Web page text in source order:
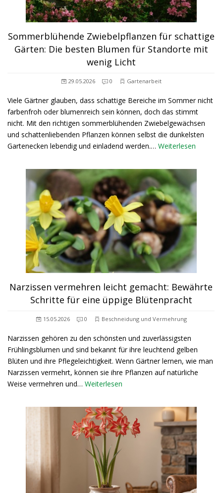
Sommerblühende Zwiebelpflanzen für schattige
Gärten: Die besten Blumen für Standorte mit
wenig Licht
29.05.2026 0 Gartenarbeit
Viele Gärtner glauben, dass schattige Bereiche im Sommer nicht
farbenfroh oder blumenreich sein können, doch das stimmt
nicht. Mit den richtigen sommerblühenden Zwiebelgewächsen
und schattenliebenden Pflanzen können selbst die dunkelsten
Gartenecken lebendig und einladend werden.… Weiterlesen
Narzissen vermehren leicht gemacht: Bewährte
Schritte für eine üppige Blütenpracht
15.05.2026 0 Beschneidung und Vermehrung
Narzissen gehören zu den schönsten und zuverlässigsten
Frühlingsblumen und sind bekannt für ihre leuchtend gelben
Blüten und ihre Pflegeleichtigkeit. Wenn Gärtner lernen, wie man
Narzissen vermehrt, können sie ihre Pflanzen auf natürliche
Weise vermehren und… Weiterlesen